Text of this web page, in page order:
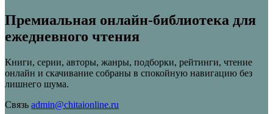
Премиальная онлайн-библиотека для
ежедневного чтения
Книги, серии, авторы, жанры, подборки, рейтинги, чтение
онлайн и скачивание собраны в спокойную навигацию без
лишнего шума.
Связь admin@chitaionline.ru